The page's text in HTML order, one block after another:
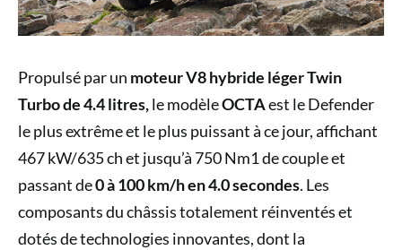
Propulsé par un moteur V8 hybride léger Twin
Turbo de 4.4 litres,le modèleOCTAest le Defender
le plus extrême et le plus puissant à ce jour, affichant
467 kW/635 ch et jusqu’à 750 Nm1 de couple et
passant de0 à 100 km/h en 4.0 secondes. Les
composants du châssis totalement réinventés et
dotés de technologies innovantes, dont la